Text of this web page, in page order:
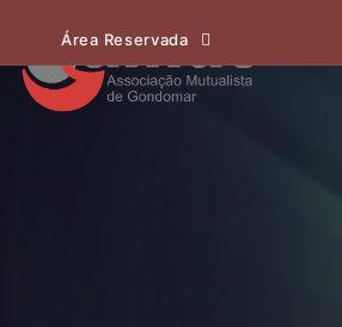
Área Reservada